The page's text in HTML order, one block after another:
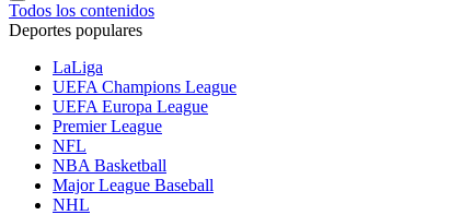
Todos los contenidos
Deportes populares
LaLiga
UEFA Champions League
UEFA Europa League
Premier League
NFL
NBA Basketball
Major League Baseball
NHL